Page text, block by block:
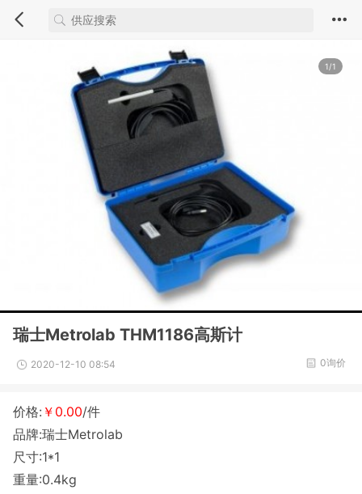
1/1
瑞士Metrolab THM1186高斯计
2020-12-10 08:54 0询价
价格: ￥0.00/件
品牌:瑞士Metrolab
尺寸:1*1
重量:0.4kg